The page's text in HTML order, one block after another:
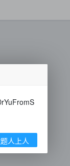
人上人